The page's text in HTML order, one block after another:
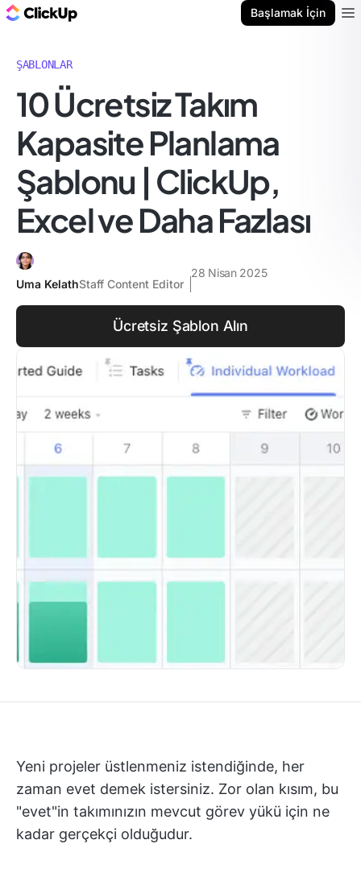
Başlamak İçin
ŞABLONLAR
10 Ücretsiz Takım
Kapasite Planlama
Şablonu | ClickUp,
Excel ve Daha Fazlası
Uma KelathStaff Content Editor
28 Nisan 2025
Ücretsiz Şablon Alın
Yeni projeler üstlenmeniz istendiğinde, her
zaman evet demek istersiniz. Zor olan kısım, bu
"evet"in takımınızın mevcut görev yükü için ne
kadar gerçekçi olduğudur.